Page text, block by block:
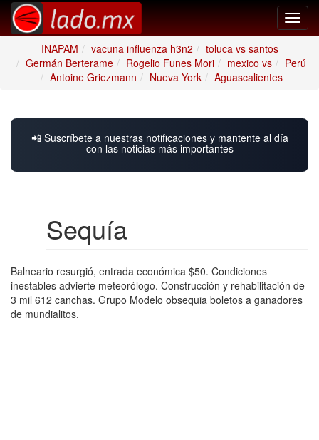
INAPAM
vacuna influenza h3n2
toluca vs santos
Germán Berterame
Rogelio Funes Mori mexico vs
Perú
Antoine Griezmann
Nueva York Aguascalientes
📲 Suscríbete a nuestras notificaciones y mantente al día
con las noticias más importantes
Sequía
Balneario resurgió, entrada económica $50. Condiciones
inestables advierte meteorólogo. Construcción y rehabilitación de
3 mil 612 canchas. Grupo Modelo obsequia boletos a ganadores
de mundialitos.